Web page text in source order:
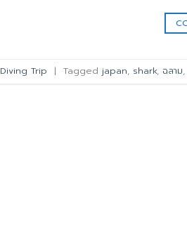
Diving Trip | Tagged japan, shark, ฉลาม,